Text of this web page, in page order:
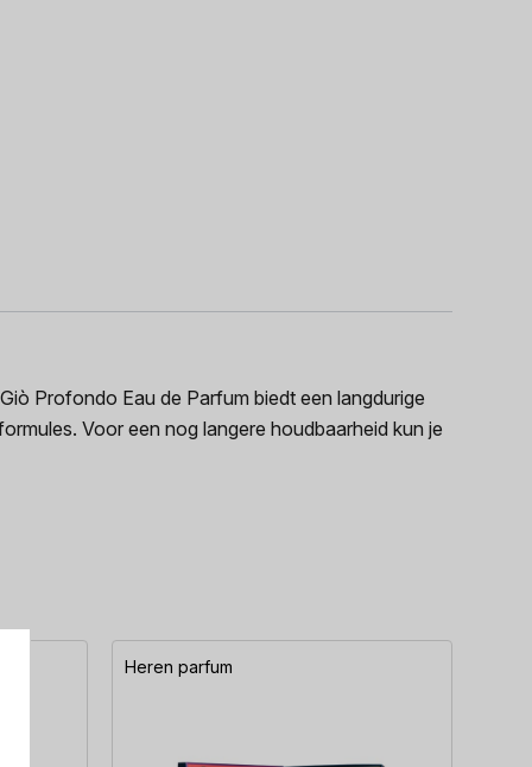
Profondo Eau de Parfum biedt een langdurige
Voor een nog langere houdbaarheid kun je
Heren parfum